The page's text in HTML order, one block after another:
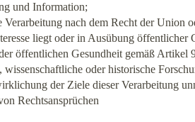
und Information;
nach dem Recht der Union
liegt oder in Ausübung
öffentlichen Gesundheit gemäß
oder historische
der Ziele dieser Verarbeitung
Rechtsansprüchen